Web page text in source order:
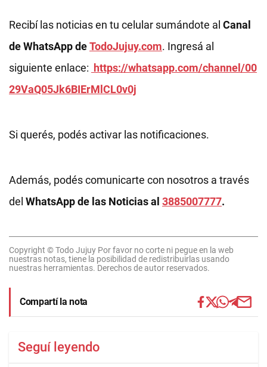
Recibí las noticias en tu celular sumándote al Canal
de WhatsApp deTodoJujuy.com. Ingresá al
siguiente enlace: https://whatsapp.com/channel/00
29VaQ05Jk6BIErMlCL0v0j
Si querés, podés activar las notificaciones.
Además, podés comunicarte con nosotros a través
del WhatsApp de las Noticias al 3885007777.
Copyright © Todo Jujuy Por favor no corte ni pegue en la web
nuestras notas, tiene la posibilidad de redistribuirlas usando
nuestras herramientas. Derechos de autor reservados.
Compartí la nota
Seguí leyendo